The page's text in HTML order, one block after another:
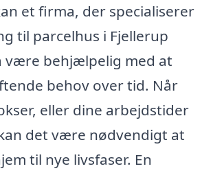
et firma, der specialiserer
til parcelhus i Fjellerup
være behjælpelig med at
behov over tid. Når
eller dine arbejdstider
det være nødvendigt at
til nye livsfaser. En